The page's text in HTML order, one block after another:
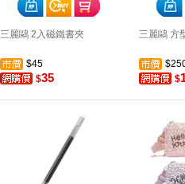
三麗鷗 2入磁鐵書夾
$45
$35
三麗鷗 方
$